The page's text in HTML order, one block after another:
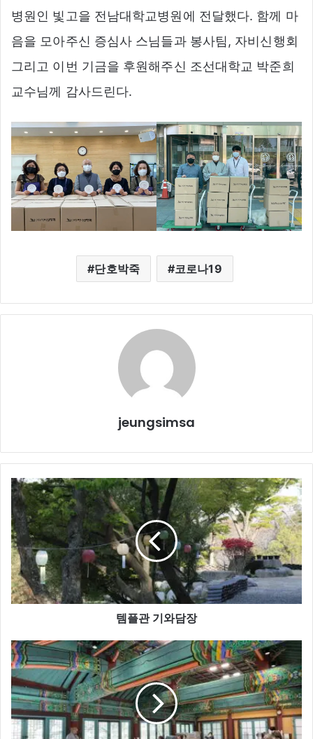
병원인 빛고을 전남대학교병원에 전달했다. 함께 마
음을 모아주신 증심사 스님들과 봉사팀, 자비신행회
그리고 이번 기금을 후원해주신 조선대학교 박준희
교수님께 감사드린다.
단호박죽 코로나19
jeungsimsa
템
플
관
기
와
담
장
템플관 기와담장
온
라
인
불
교
학
당